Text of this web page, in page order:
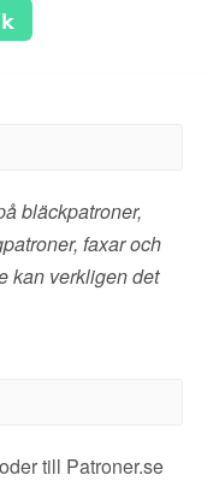
bläckpatroner,
faxar och
kan verkligen det
till Patroner.se